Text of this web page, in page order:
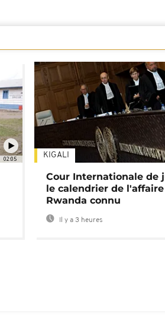
02:05 KIGALI
Cour Internationale de
le calendrier de l'affaire
Rwanda connu
Il y a 3 heures